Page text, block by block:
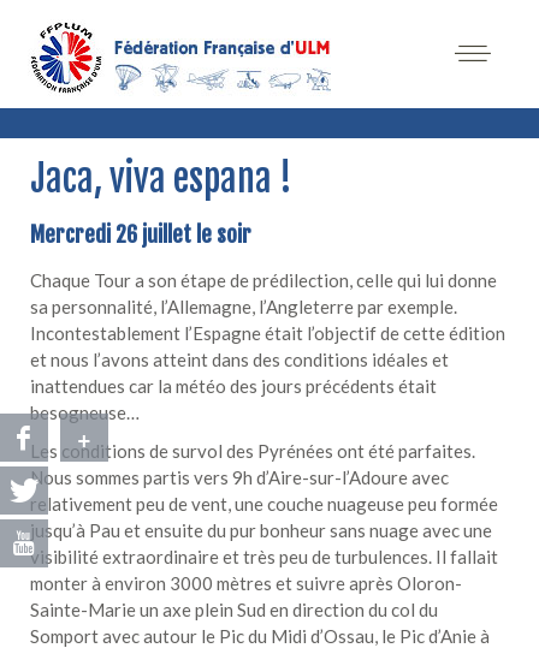
Jaca, viva espana !
Mercredi 26 juillet le soir
Chaque Tour a son étape de prédilection, celle qui lui donne
sa personnalité, l’Allemagne, l’Angleterre par exemple.
Incontestablement l’Espagne était l’objectif de cette édition
et nous l’avons atteint dans des conditions idéales et
inattendues car la météo des jours précédents était
besogneuse…
Les conditions de survol des Pyrénées ont été parfaites.
Nous sommes partis vers 9h d’Aire-sur-l’Adoure avec
relativement peu de vent, une couche nuageuse peu formée
jusqu’à Pau et ensuite du pur bonheur sans nuage avec une
visibilité extraordinaire et très peu de turbulences. Il fallait
monter à environ 3000 mètres et suivre après Oloron-
Sainte-Marie un axe plein Sud en direction du col du
Somport avec autour le Pic du Midi d’Ossau, le Pic d’Anie à
+